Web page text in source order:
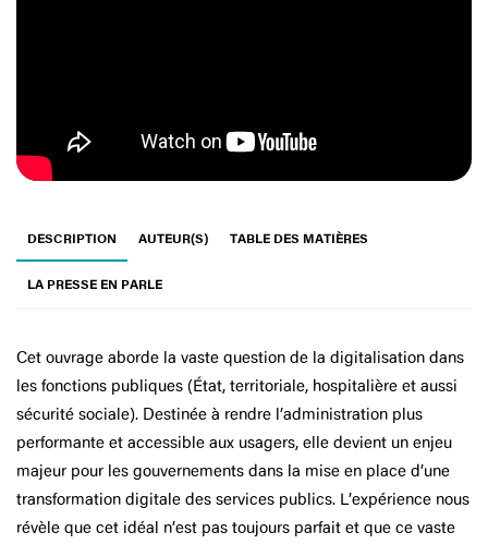
DESCRIPTION AUTEUR(S) TABLE DES MATIÈRES
LA PRESSE EN PARLE
Cet ouvrage aborde la vaste question de la digitalisation dans
les fonctions publiques (État, territoriale, hospitalière et aussi
sécurité sociale). Destinée à rendre l’administration plus
performante et accessible aux usagers, elle devient un enjeu
majeur pour les gouvernements dans la mise en place d’une
transformation digitale des services publics. L’expérience nous
révèle que cet idéal n’est pas toujours parfait et que ce vaste